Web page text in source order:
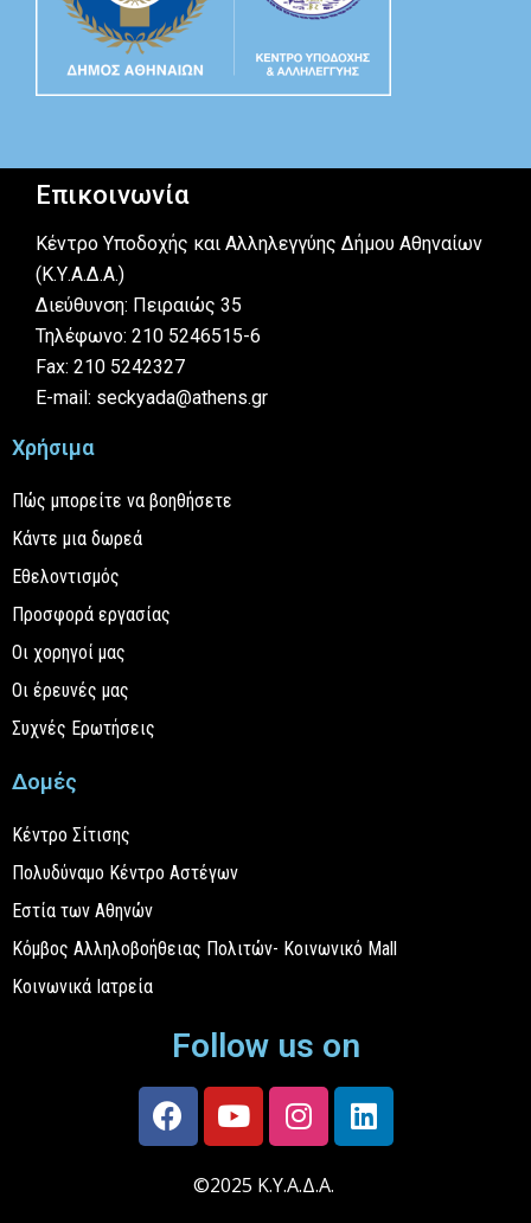
Επικοινωνία
Κέντρο Υποδοχής και Αλληλεγγύης Δήμου Αθηναίων
(Κ.Υ.Α.Δ.Α.)
Διεύθυνση: Πειραιώς 35
Τηλέφωνο: 210 5246515-6
Fax: 210 5242327
E-mail: seckyada@athens.gr
Χρήσιμα
Πώς μπορείτε να βοηθήσετε
Κάντε μια δωρεά
Εθελοντισμός
Προσφορά εργασίας
Οι χορηγοί μας
Οι έρευνές μας
Συχνές Ερωτήσεις
Δομές
Κέντρο Σίτισης
Πολυδύναμο Κέντρο Αστέγων
Εστία των Αθηνών
Κόμβος Αλληλοβοήθειας Πολιτών- Κοινωνικό Mall
Κοινωνικά Ιατρεία
Follow us on
©2025 Κ.Υ.Α.Δ.Α.